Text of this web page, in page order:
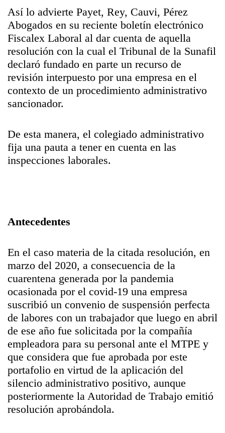
Así lo advierte Payet, Rey, Cauvi, Pérez
Abogados en su reciente boletín electrónico
Fiscalex Laboral al dar cuenta de aquella
resolución con la cual el Tribunal de la Sunafil
declaró fundado en parte un recurso de
revisión interpuesto por una empresa en el
contexto de un procedimiento administrativo
sancionador.
De esta manera, el colegiado administrativo
fija una pauta a tener en cuenta en las
inspecciones laborales.
Antecedentes
En el caso materia de la citada resolución, en
marzo del 2020, a consecuencia de la
cuarentena generada por la pandemia
ocasionada por el covid-19 una empresa
suscribió un convenio de suspensión perfecta
de labores con un trabajador que luego en abril
de ese año fue solicitada por la compañía
empleadora para su personal ante el MTPE y
que considera que fue aprobada por este
portafolio en virtud de la aplicación del
silencio administrativo positivo, aunque
posteriormente la Autoridad de Trabajo emitió
resolución aprobándola.